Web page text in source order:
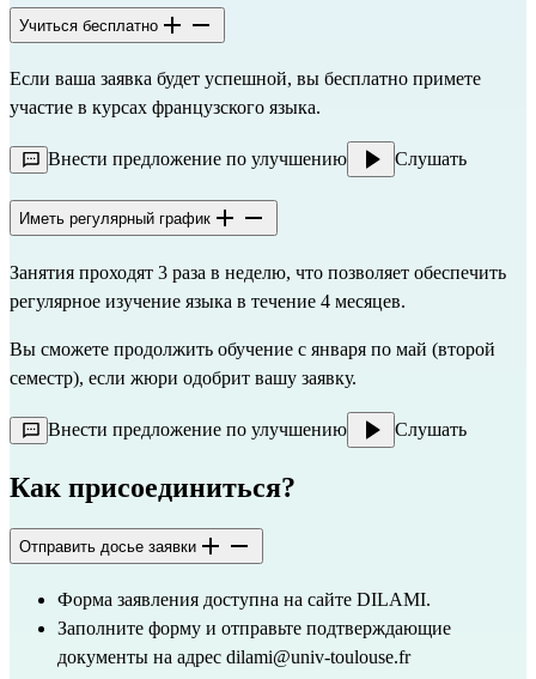
Учиться бесплатно
Если ваша заявка будет успешной, вы бесплатно примете
участие в курсах французского языка.
Внести предложение по улучшению Слушать
Иметь регулярный график
Занятия проходят 3 раза в неделю, что позволяет обеспечить
регулярное изучение языка в течение 4 месяцев.
Вы сможете продолжить обучение с января по май (второй
семестр), если жюри одобрит вашу заявку.
Внести предложение по улучшению Слушать
Как присоединиться?
Отправить досье заявки
Форма заявления доступна на сайте DILAMI.
Заполните форму и отправьте подтверждающие
документы на адрес dilami@univ-toulouse.fr